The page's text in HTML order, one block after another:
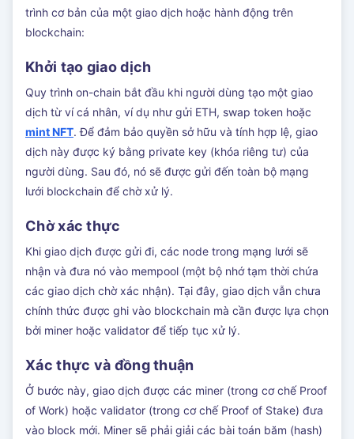
trình cơ bản của một giao dịch hoặc hành động trên
blockchain:
Khởi tạo giao dịch
Quy trình on-chain bắt đầu khi người dùng tạo một giao
dịch từ ví cá nhân, ví dụ như gửi ETH, swap token hoặc
mint NFT. Để đảm bảo quyền sở hữu và tính hợp lệ, giao
dịch này được ký bằng private key (khóa riêng tư) của
người dùng. Sau đó, nó sẽ được gửi đến toàn bộ mạng
lưới blockchain để chờ xử lý.
Chờ xác thực
Khi giao dịch được gửi đi, các node trong mạng lưới sẽ
nhận và đưa nó vào mempool (một bộ nhớ tạm thời chứa
các giao dịch chờ xác nhận). Tại đây, giao dịch vẫn chưa
chính thức được ghi vào blockchain mà cần được lựa chọn
bởi miner hoặc validator để tiếp tục xử lý.
Xác thực và đồng thuận
Ở bước này, giao dịch được các miner (trong cơ chế Proof
of Work) hoặc validator (trong cơ chế Proof of Stake) đưa
vào block mới. Miner sẽ phải giải các bài toán băm (hash)